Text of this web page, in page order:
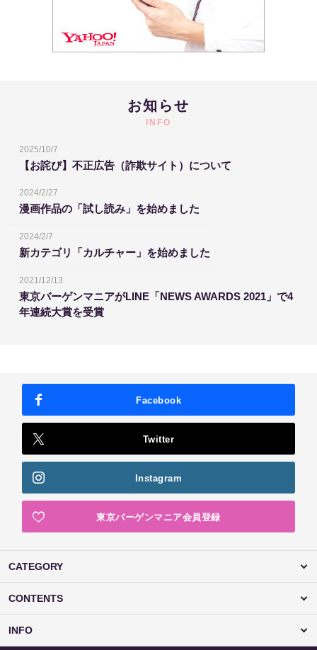
お知らせ
INFO
2025/10/7
【お詫び】不正広告（詐欺サイト）について
2024/2/27
漫画作品の「試し読み」を始めました
2024/2/7
新カテゴリ「カルチャー」を始めました
2021/12/13
東京バーゲンマニアがLINE「NEWS AWARDS 2021」で4
年連続大賞を受賞
Facebook
Twitter
Instagram
東京バーゲンマニア会員登録
CATEGORY
CONTENTS
INFO